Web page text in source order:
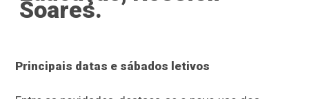
Soares.
Principais datas e sábados letivos